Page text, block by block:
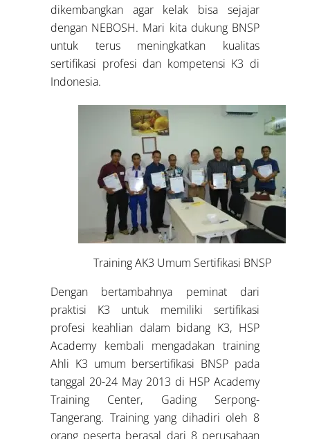
dikembangkan agar kelak bisa sejajar
dengan NEBOSH. Mari kita dukung BNSP
untuk terus meningkatkan kualitas
sertifikasi profesi dan kompetensi K3 di
Indonesia.
Training AK3 Umum Sertifikasi BNSP
Dengan bertambahnya peminat dari
praktisi K3 untuk memiliki sertifikasi
profesi keahlian dalam bidang K3, HSP
Academy kembali mengadakan training
Ahli K3 umum bersertifikasi BNSP pada
tanggal 20-24 May 2013 di HSP Academy
Training Center, Gading Serpong-
Tangerang. Training yang dihadiri oleh 8
orang peserta berasal dari 8 perusahaan